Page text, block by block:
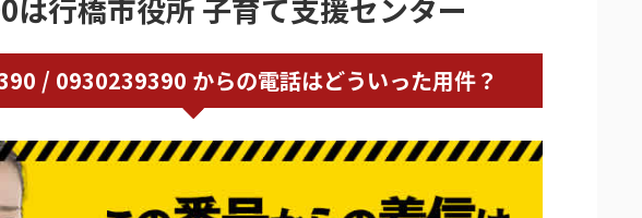
行橋市役所 子育て支援センター
/ 0930239390 からの電話はどういった用件？